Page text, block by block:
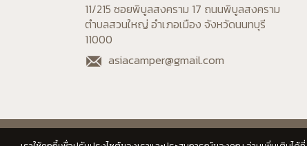
11/215 ซอยพิบูลสงคราม 17 ถนนพิบูลสงคราม
ตำบลสวนใหญ่ อำเภอเมือง จังหวัดนนทบุรี
11000
asiacamper@gmail.com